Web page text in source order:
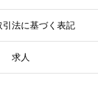
引法に基づく表記
求人